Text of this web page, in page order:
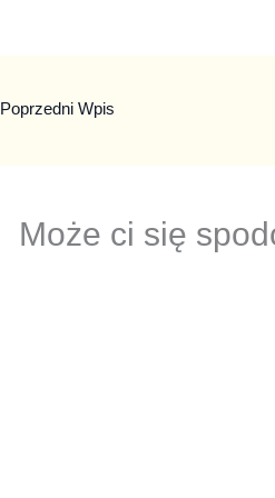
Poprzedni Wpis
Może ci się